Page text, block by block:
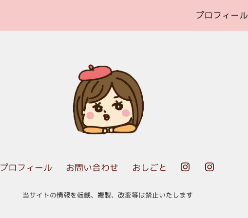
プロフィール
プロフィール お問い合わせ おしごと  
当サイトの情報を転載、複製、改変等は禁止いたします